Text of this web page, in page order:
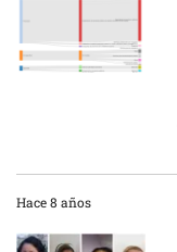
Hace 8 años